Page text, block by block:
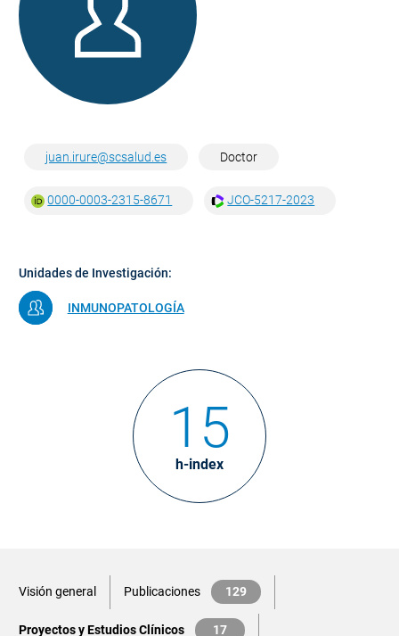
juan.irure@scsalud.es Doctor
0000-0003-2315-8671 JCO-5217-2023
Unidades de Investigación:
INMUNOPATOLOGÍA
h-index
15
Visión general Publicaciones 129
Proyectos y Estudios Clínicos 17